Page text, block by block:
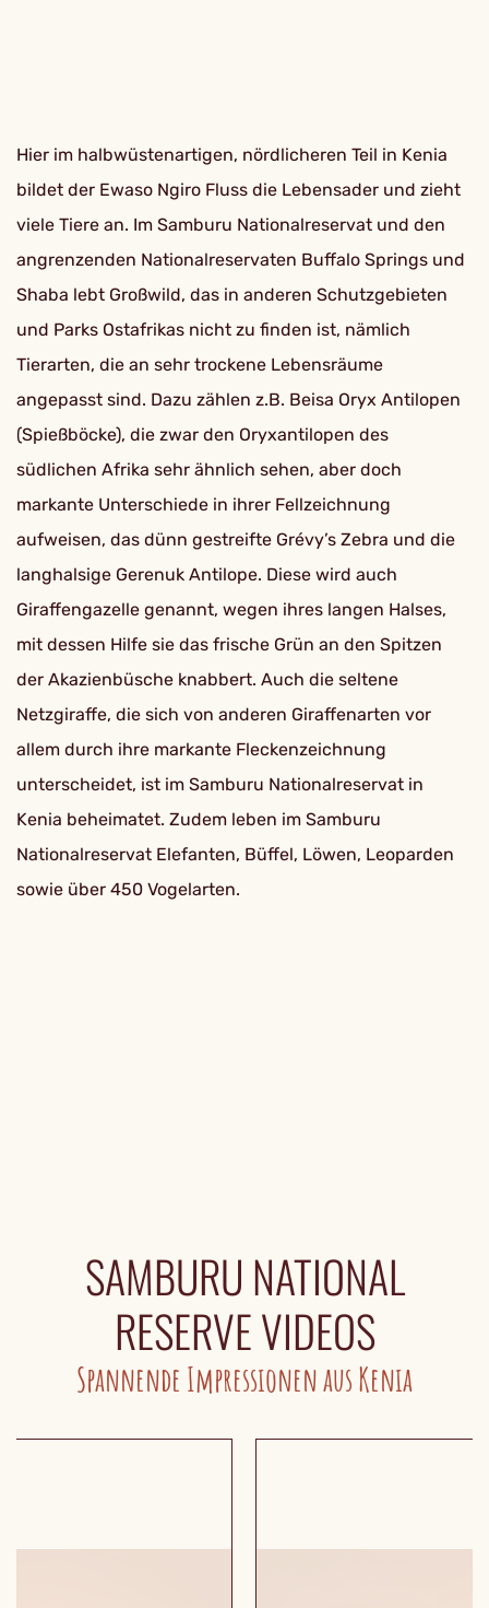
Hier im halbwüstenartigen, nördlicheren Teil in Kenia
bildet der Ewaso Ngiro Fluss die Lebensader und zieht
viele Tiere an. Im Samburu Nationalreservat und den
angrenzenden Nationalreservaten Buffalo Springs und
Shaba lebt Großwild, das in anderen Schutzgebieten
und Parks Ostafrikas nicht zu finden ist, nämlich
Tierarten, die an sehr trockene Lebensräume
angepasst sind. Dazu zählen z.B. Beisa Oryx Antilopen
(Spießböcke), die zwar den Oryxantilopen des
südlichen Afrika sehr ähnlich sehen, aber doch
markante Unterschiede in ihrer Fellzeichnung
aufweisen, das dünn gestreifte Grévy’s Zebra und die
langhalsige Gerenuk Antilope. Diese wird auch
Giraffengazelle genannt, wegen ihres langen Halses,
mit dessen Hilfe sie das frische Grün an den Spitzen
der Akazienbüsche knabbert. Auch die seltene
Netzgiraffe, die sich von anderen Giraffenarten vor
allem durch ihre markante Fleckenzeichnung
unterscheidet, ist im Samburu Nationalreservat in
Kenia beheimatet. Zudem leben im Samburu
Nationalreservat Elefanten, Büffel, Löwen, Leoparden
sowie über 450 Vogelarten.
SAMBURU NATIONAL
RESERVE VIDEOS
Spannende Impressionen aus Kenia